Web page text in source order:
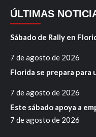
ÚLTIMAS
Sábado de Rally en
7 de agosto de 2026
Florida se prepara para
7 de agosto de 2026
Este sábado apoya a
7 de agosto de 2026